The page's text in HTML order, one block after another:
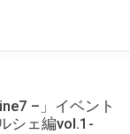
–」イベント
シェ編vol.1-